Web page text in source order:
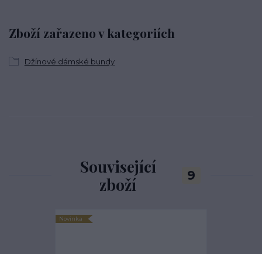
Zboží zařazeno v kategoriích
Džínové dámské bundy
Související
zboží
9
Novinka